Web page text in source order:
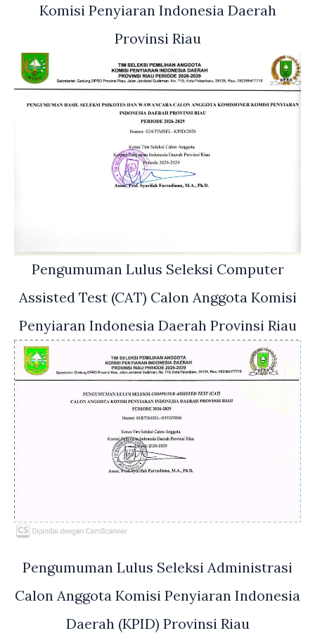
Komisi Penyiaran Indonesia Daerah
Provinsi Riau
Pengumuman Lulus Seleksi Computer
Assisted Test (CAT) Calon Anggota Komisi
Penyiaran Indonesia Daerah Provinsi Riau
Pengumuman Lulus Seleksi Administrasi
Calon Anggota Komisi Penyiaran Indonesia
Daerah (KPID) Provinsi Riau